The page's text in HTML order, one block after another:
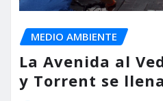
MEDIO AMBIENTE
La Avenida al
y Torrent se